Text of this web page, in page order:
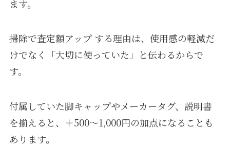
ます。
掃除で査定額アップ する理由は、使用感の軽減だ
けでなく「大切に使っていた」と伝わるからで
す。
付属していた脚キャップやメーカータグ、説明書
を揃えると、＋500〜1,000円の加点になることも
あります。